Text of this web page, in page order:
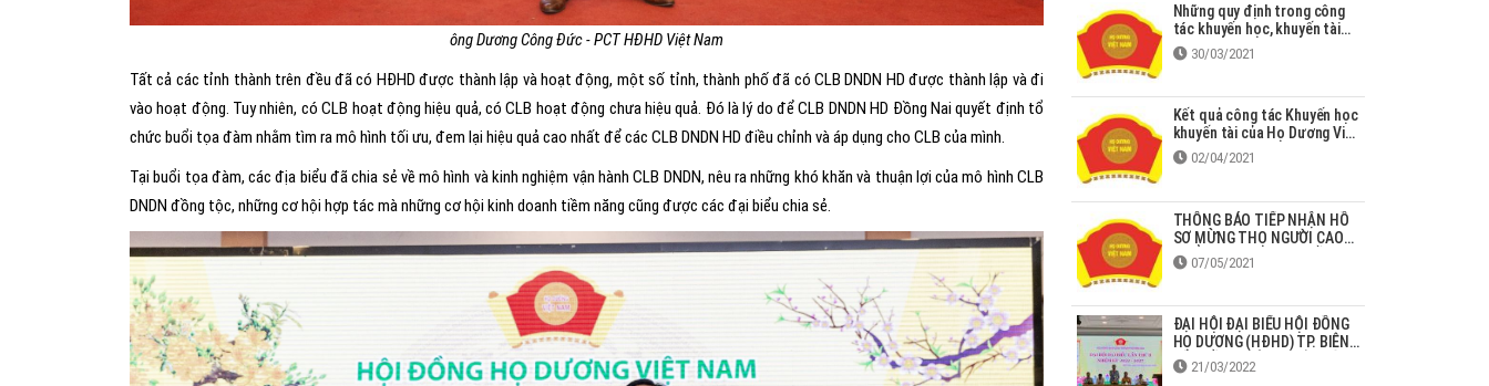
ông Dương Công Đức - PCT HĐHD Việt Nam
Tất cả các tỉnh thành trên đều đã có HĐHD được thành lập và hoạt động, một số tỉnh, thành phố đã có CLB DNDN HD được thành lập và đi
vào hoạt động. Tuy nhiên, có CLB hoạt động hiệu quả, có CLB hoạt động chưa hiệu quả. Đó là lý do để CLB DNDN HD Đồng Nai quyết định tổ
chức buổi tọa đàm nhằm tìm ra mô hình tối ưu, đem lại hiệu quả cao nhất để các CLB DNDN HD điều chỉnh và áp dụng cho CLB của mình.
Tại buổi tọa đàm, các địa biểu đã chia sẻ về mô hình và kinh nghiệm vận hành CLB DNDN, nêu ra những khó khăn và thuận lợi của mô hình CLB
DNDN đồng tộc, những cơ hội hợp tác mà những cơ hội kinh doanh tiềm năng cũng được các đại biểu chia sẻ.
Những quy định trong công
tác khuyến học, khuyến tài
năm 2020
30/03/2021
Kết quả công tác Khuyến học
khuyến tài của Họ Dương Việt
Nam giai đoạn 2013 – 2020
02/04/2021
THÔNG BÁO TIẾP NHẬN HỒ
SƠ MỪNG THỌ NGƯỜI CAO
TUỔI HỌ DƯƠNG TẠI ĐỒNG
NAI
07/05/2021
ĐẠI HỘI ĐẠI BIỂU HỘI ĐỒNG
HỌ DƯƠNG (HĐHD) TP. BIÊN
HÒA LẦN THỨ II NHIỆM KỲ
2022-2027
21/03/2022